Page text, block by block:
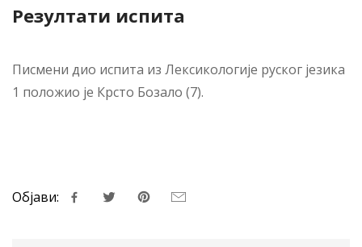
Резултати испита
Писмени дио испита из Лексикологије руског језика
1 положио је Крсто Бозало (7).
Објави: